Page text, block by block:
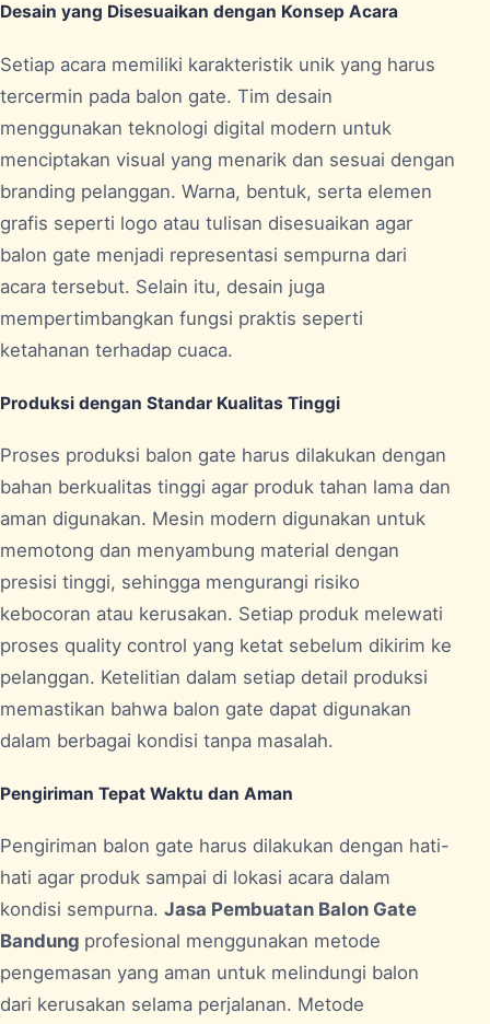
Desain yang Disesuaikan dengan Konsep Acara
Setiap acara memiliki karakteristik unik yang harus
tercermin pada balon gate. Tim desain
menggunakan teknologi digital modern untuk
menciptakan visual yang menarik dan sesuai dengan
branding pelanggan. Warna, bentuk, serta elemen
grafis seperti logo atau tulisan disesuaikan agar
balon gate menjadi representasi sempurna dari
acara tersebut. Selain itu, desain juga
mempertimbangkan fungsi praktis seperti
ketahanan terhadap cuaca.
Produksi dengan Standar Kualitas Tinggi
Proses produksi balon gate harus dilakukan dengan
bahan berkualitas tinggi agar produk tahan lama dan
aman digunakan. Mesin modern digunakan untuk
memotong dan menyambung material dengan
presisi tinggi, sehingga mengurangi risiko
kebocoran atau kerusakan. Setiap produk melewati
proses quality control yang ketat sebelum dikirim ke
pelanggan. Ketelitian dalam setiap detail produksi
memastikan bahwa balon gate dapat digunakan
dalam berbagai kondisi tanpa masalah.
Pengiriman Tepat Waktu dan Aman
Pengiriman balon gate harus dilakukan dengan hati-
hati agar produk sampai di lokasi acara dalam
kondisi sempurna. Jasa Pembuatan Balon Gate
Bandung profesional menggunakan metode
pengemasan yang aman untuk melindungi balon
dari kerusakan selama perjalanan. Metode